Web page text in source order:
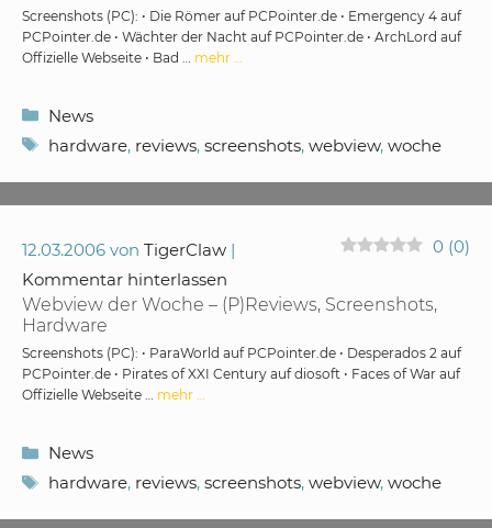
Screenshots (PC): • Die Römer auf PCPointer.de • Emergency 4 auf
PCPointer.de • Wächter der Nacht auf PCPointer.de • ArchLord auf
Offizielle Webseite • Bad … mehr …
Kategorien
News
Schlagwörter
hardware, reviews, screenshots, webview, woche
Webview der Woche – (P)Reviews, Screenshots,
Hardware
12.03.2006 von TigerClaw 0 (0)
Kommentar hinterlassen
Screenshots (PC): • ParaWorld auf PCPointer.de • Desperados 2 auf
PCPointer.de • Pirates of XXI Century auf diosoft • Faces of War auf
Offizielle Webseite … mehr …
Kategorien
News
Schlagwörter
hardware, reviews, screenshots, webview, woche